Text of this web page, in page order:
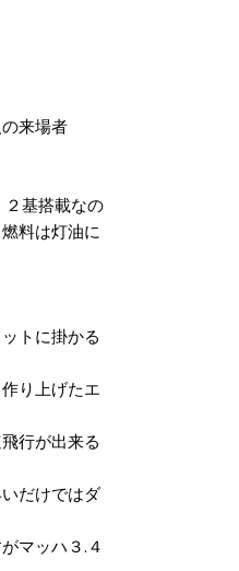
来場者
基搭載なの
料は灯油に
トに掛かる
り上げたエ
行が出来る
だけではダ
マッハ３.４